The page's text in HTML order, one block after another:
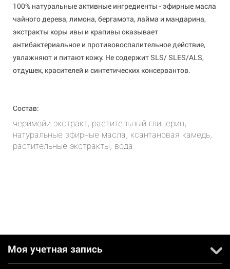
100% натуральные активные ингредиенты - эфирные масла
чайного дерева, лимона, бергамота, лайма и мандарина,
экстракты коры ивы и крапивы оказывает
антибактериальное и противовоспалительное действие,
увлажняют и питают кожу. Не содержит SLS/ SLES/ALS,
отдушек, красителей и синтетических консервантов.
Состав:
черимойи экстракт, растительный глицерин,
натуральные эфирные масла, ксантановая камедь,
растительные экстракты, вода
Моя учетная запись